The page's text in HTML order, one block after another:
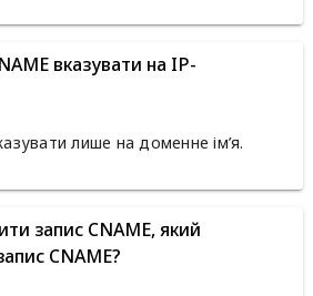
вказувати на IP-
лише на доменне ім’я.
запис CNAME, який
CNAME?